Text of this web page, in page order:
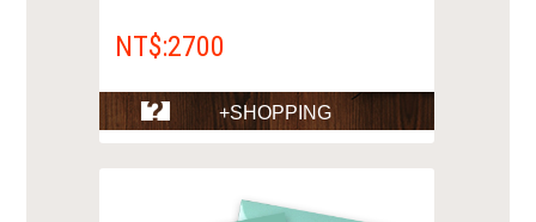
NT$:2700
+SHOPPING